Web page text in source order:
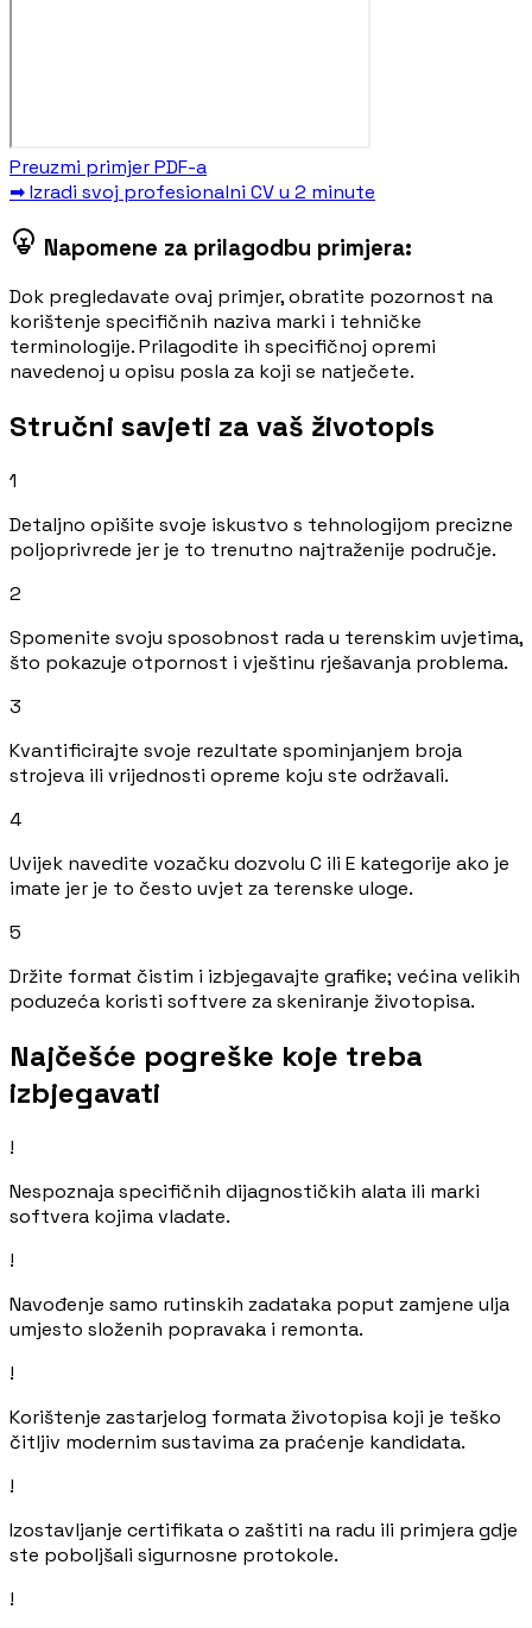
Preuzmi primjer PDF-a
➡ Izradi svoj profesionalni CV u 2 minute
Napomene za prilagodbu primjera:
Dok pregledavate ovaj primjer, obratite pozornost na
korištenje specifičnih naziva marki i tehničke
terminologije. Prilagodite ih specifičnoj opremi
navedenoj u opisu posla za koji se natječete.
Stručni savjeti za vaš životopis
1
Detaljno opišite svoje iskustvo s tehnologijom precizne
poljoprivrede jer je to trenutno najtraženije područje.
2
Spomenite svoju sposobnost rada u terenskim uvjetima,
što pokazuje otpornost i vještinu rješavanja problema.
3
Kvantificirajte svoje rezultate spominjanjem broja
strojeva ili vrijednosti opreme koju ste održavali.
4
Uvijek navedite vozačku dozvolu C ili E kategorije ako je
imate jer je to često uvjet za terenske uloge.
5
Držite format čistim i izbjegavajte grafike; većina velikih
poduzeća koristi softvere za skeniranje životopisa.
Najčešće pogreške koje treba
izbjegavati
!
Nespoznaja specifičnih dijagnostičkih alata ili marki
softvera kojima vladate.
!
Navođenje samo rutinskih zadataka poput zamjene ulja
umjesto složenih popravaka i remonta.
!
Korištenje zastarjelog formata životopisa koji je teško
čitljiv modernim sustavima za praćenje kandidata.
!
Izostavljanje certifikata o zaštiti na radu ili primjera gdje
ste poboljšali sigurnosne protokole.
!